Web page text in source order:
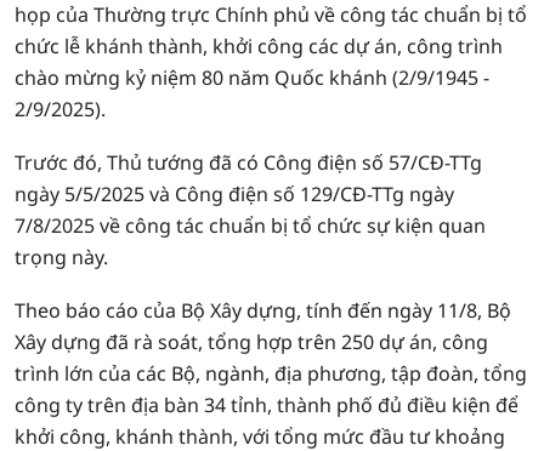
họp của Thường trực Chính phủ về công tác chuẩn bị tổ
chức lễ khánh thành, khởi công các dự án, công trình
chào mừng kỷ niệm 80 năm Quốc khánh (2/9/1945 -
2/9/2025).
Trước đó, Thủ tướng đã có Công điện số 57/CĐ-TTg
ngày 5/5/2025 và Công điện số 129/CĐ-TTg ngày
7/8/2025 về công tác chuẩn bị tổ chức sự kiện quan
trọng này.
Theo báo cáo của Bộ Xây dựng, tính đến ngày 11/8, Bộ
Xây dựng đã rà soát, tổng hợp trên 250 dự án, công
trình lớn của các Bộ, ngành, địa phương, tập đoàn, tổng
công ty trên địa bàn 34 tỉnh, thành phố đủ điều kiện để
khởi công, khánh thành, với tổng mức đầu tư khoảng